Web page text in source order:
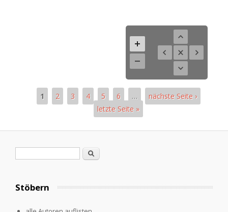
1 2 3 4 5 6 …
nächste Seite ›
letzte Seite »
Suche
Stöbern